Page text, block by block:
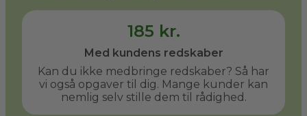
185 kr.
Med kundens redskaber
Kan du ikke medbringe redskaber? Så har
vi også opgaver til dig. Mange kunder kan
nemlig selv stille dem til rådighed.